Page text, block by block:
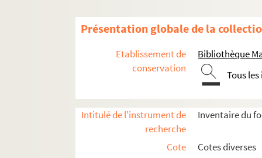
Présentation globale de la
Etablissement de
conservation
Bibliothèque
Tous
Intitulé de l'instrument de
recherche
Inventaire du
Cote
Cotes diverses
Oeuvres de Marceline Desbordes-Valmore